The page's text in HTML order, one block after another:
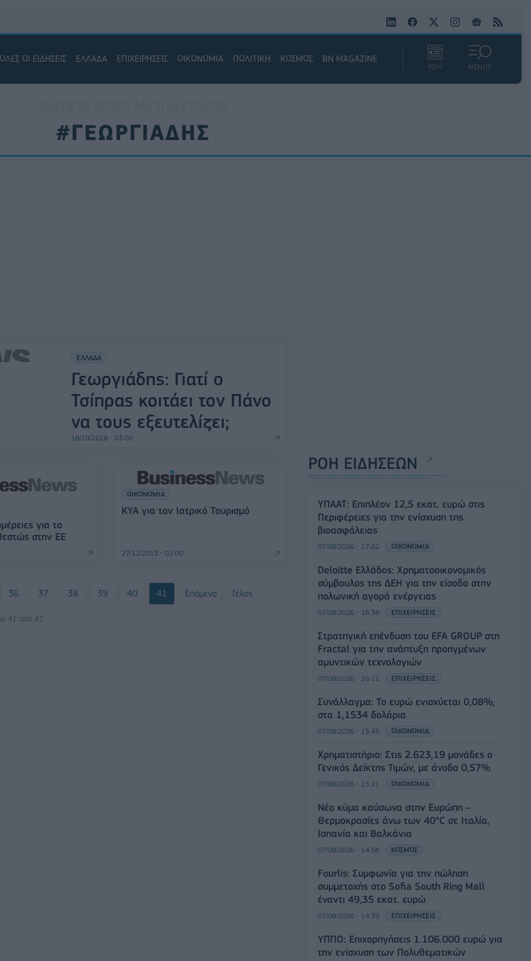
ΟΛΕΣ ΟΙ ΕΙΔΗΣΕΙΣ ΕΛΛΑΔΑ ΕΠΙΧΕΙΡΗΣΕΙΣ ΟΙΚΟΝΟΜΙΑ ΠΟΛΙΤΙΚΗ ΚΟΣΜΟΣ BN MAGAZINE
ΡΟΗ ΜΕΝΟΥ
#ΓΕΩΡΓΙΑΔΗΣ
ΕΛΛΑΔΑ
Γεωργιάδης: Γιατί ο
Τσίπρας κοιτάει τον Πάνο
να τους εξευτελίζει;
18/10/2018 - 03:00
για το
στην ΕΕ
ΟΙΚΟΝΟΜΙΑ
ΚΥΑ για τον Ιατρικό Τουρισμό
27/11/2013 - 02:00
36 37 38 39 40 41 Επόμενο Τέλος
41 από 41
ΡΟΗ ΕΙΔΗΣΕΩΝ
ΥΠΑΑΤ: Επιπλέον 12,5 εκατ. ευρώ στις
Περιφέρειες για την ενίσχυση της
βιοασφάλειας
07/08/2026 - 17:02 ΟΙΚΟΝΟΜΙΑ
Deloitte Ελλάδος: Χρηματοοικονομικός
σύμβουλος της ΔΕΗ για την είσοδο στην
πολωνική αγορά ενέργειας
07/08/2026 - 16:38 ΕΠΙΧΕΙΡΗΣΕΙΣ
Στρατηγική επένδυση του EFA GROUP στη
Fractal για την ανάπτυξη προηγμένων
αμυντικών τεχνολογιών
07/08/2026 - 16:11 ΕΠΙΧΕΙΡΗΣΕΙΣ
Συνάλλαγμα: Το ευρώ ενισχύεται 0,08%,
στα 1,1534 δολάρια
07/08/2026 - 15:45 ΟΙΚΟΝΟΜΙΑ
Χρηματιστήριο: Στις 2.623,19 μονάδες ο
Γενικός Δείκτης Τιμών, με άνοδο 0,57%
07/08/2026 - 15:21 ΟΙΚΟΝΟΜΙΑ
Νέο κύμα καύσωνα στην Ευρώπη –
Θερμοκρασίες άνω των 40°C σε Ιταλία,
Ισπανία και Βαλκάνια
07/08/2026 - 14:58 ΚΟΣΜΟΣ
Fourlis: Συμφωνία για την πώληση
συμμετοχής στο Sofia South Ring Mall
έναντι 49,35 εκατ. ευρώ
07/08/2026 - 14:39 ΕΠΙΧΕΙΡΗΣΕΙΣ
ΥΠΠΟ: Επιχορηγήσεις 1.106.000 ευρώ για
την ενίσχυση των Πολυθεματικών